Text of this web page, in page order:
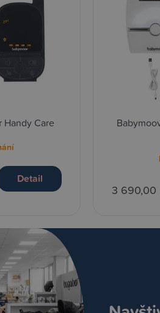
Care
Detail
3 690,00